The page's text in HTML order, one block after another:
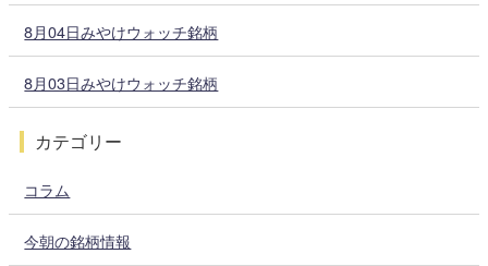
8月04日みやけウォッチ銘柄
8月03日みやけウォッチ銘柄
カテゴリー
コラム
今朝の銘柄情報